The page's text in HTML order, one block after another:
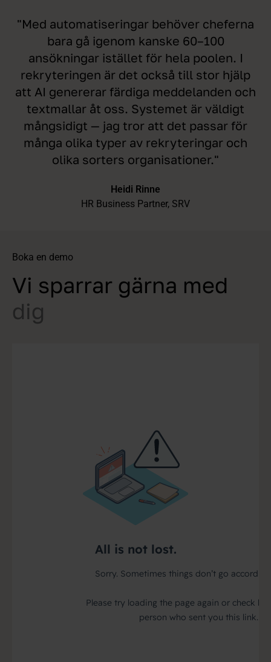
"Med automatiseringar behöver cheferna
bara gå igenom kanske 60–100
ansökningar istället för hela poolen. I
rekryteringen är det också till stor hjälp
att AI genererar färdiga meddelanden och
textmallar åt oss. Systemet är väldigt
mångsidigt — jag tror att det passar för
många olika typer av rekryteringar och
olika sorters organisationer."
Heidi Rinne
HR Business Partner, SRV
Boka en demo
Vi sparrar gärna med
dig